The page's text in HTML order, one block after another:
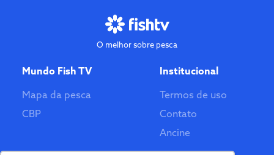
O melhor sobre pesca
Mundo Fish TV
Mapa da pesca
CBP
Institucional
Termos de uso
Contato
Ancine